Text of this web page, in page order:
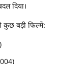
दिया।
कुछ बड़ी फिल्में: